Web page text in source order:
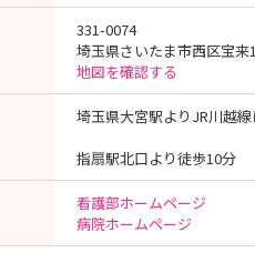
331-0074
埼玉県さいたま市西区宝来
地図を確認する
埼玉県大宮駅よりJR川越
指扇駅北口より徒歩10分
看護部ホームページ
病院ホームページ